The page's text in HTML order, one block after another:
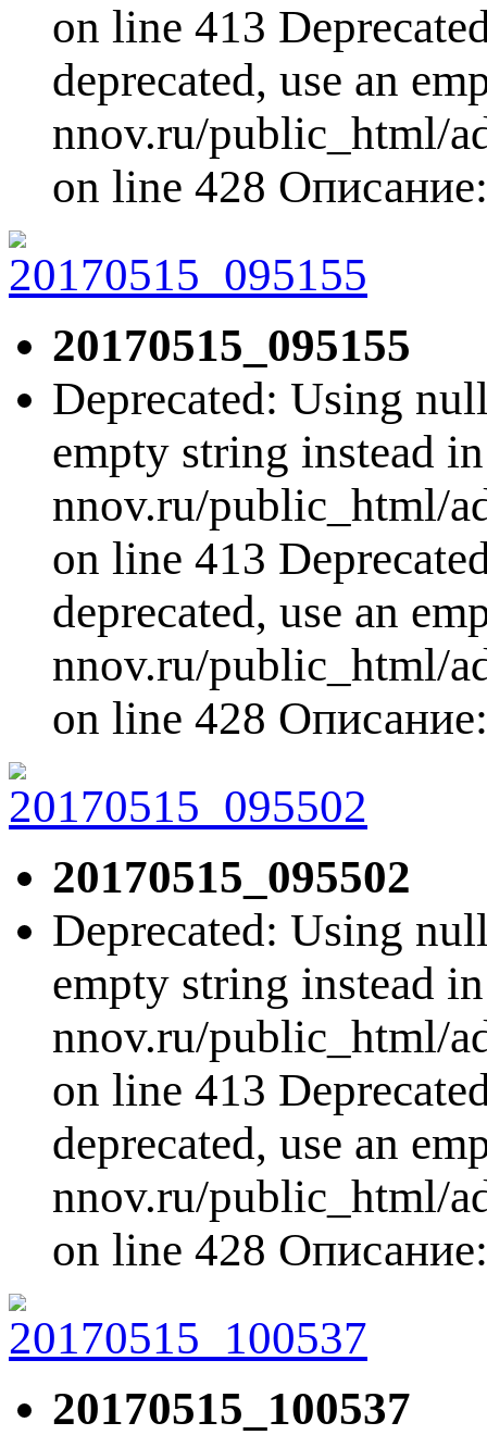
on line 413
deprecated, use an
nnov.ru/public_html/
on line 428
20170515_095155
Deprecated: Using
empty string instead
nnov.ru/public_html/
on line 413
deprecated, use an
nnov.ru/public_html/
on line 428
20170515_095502
Deprecated: Using
empty string instead
nnov.ru/public_html/
on line 413
deprecated, use an
nnov.ru/public_html/
on line 428
20170515_100537